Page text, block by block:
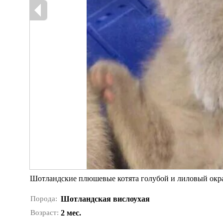
Шотландские плюшевые котята голубой и лиловый
Порода: Шотландская вислоухая
Возраст: 2 мес.